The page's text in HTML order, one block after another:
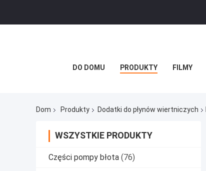
DO DOMU PRODUKTY FILMY
Dom Produkty Dodatki do płynów wiertniczych
WSZYSTKIE PRODUKTY
Części pompy błota (76)